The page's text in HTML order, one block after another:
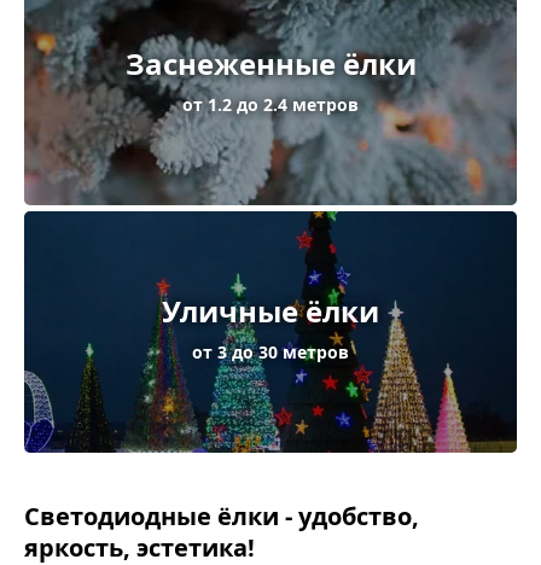
Заснеженные ёлки
от 1.2 до 2.4 метров
Уличные ёлки
от 3 до 30 метров
Светодиодные ёлки - удобство,
яркость, эстетика!